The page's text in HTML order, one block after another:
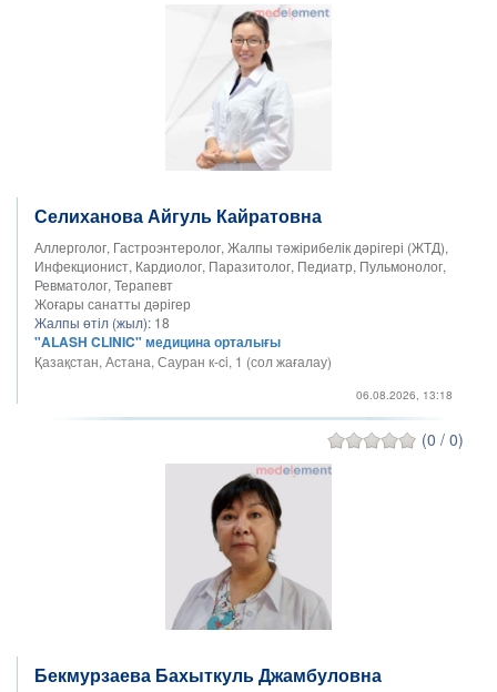
Селиханова Айгуль Кайратовна
Аллерголог, Гастроэнтеролог, Жалпы тәжірибелік дәрігері (ЖТД),
Инфекционист, Кардиолог, Паразитолог, Педиатр, Пульмонолог,
Ревматолог, Терапевт
Жоғары санатты дәрігер
Жалпы өтіл (жыл): 18
"ALASH CLINIC" медицина орталығы
Қазақстан, Астана, Сауран к-ci, 1 (сол жағалау)
06.08.2026, 13:18
(0 / 0)
Бекмурзаева Бахыткуль Джамбуловна